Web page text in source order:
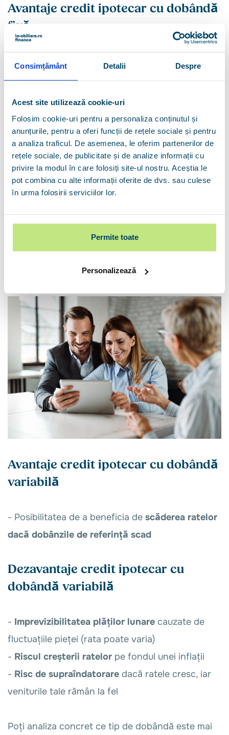
Consimțământ Detalii Despre
Acest site utilizează cookie-uri
Folosim cookie-uri pentru a personaliza conținutul și
anunțurile, pentru a oferi funcții de rețele sociale și pentru
a analiza traficul. De asemenea, le oferim partenerilor de
rețele sociale, de publicitate și de analize informații cu
privire la modul în care folosiți site-ul nostru. Aceștia le
pot combina cu alte informații oferite de dvs. sau culese
în urma folosirii serviciilor lor.
Permite toate
Personalizează
Avantaje credit ipotecar cu dobândă
fixă
Predictibilitate financiară
: plătești aceeași
sumă lunar și știi cum să îți planifici bugetul
-Protecție împotriva creșterii dobânzilor - rata
rămâne neschimbată dacă IRCC crește și nu ești
impactat de fluctuațiile financiare
-Costuri mai reduse
Dezavantaje credit ipotecar cu
dobândă fixă
-Inflexibilitatea ratei- dacă IRCC scade,
continui să plătești aceeași dobândă
Avantaje credit ipotecar cu dobândă
variabilă
- Posibilitatea de a beneficia de scăderea ratelor
dacă dobânzile de referință scad
Dezavantaje credit ipotecar cu
dobândă variabilă
- Imprevizibilitatea plăților lunare cauzate de
fluctuațiile pieței (rata poate varia)
- Riscul creșterii ratelor pe fondul unei inflații
- Risc de supraîndatorare dacă ratele cresc, iar
veniturile tale rămân la fel
Poți analiza concret ce tip de dobândă este mai